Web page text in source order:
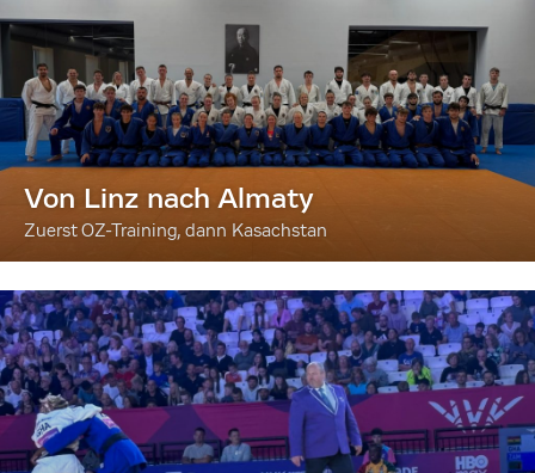
Von Linz nach Almaty
Zuerst OZ-Training, dann Kasachstan